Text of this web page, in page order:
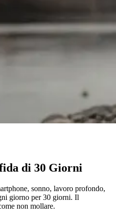
di 30 Giorni
sonno, lavoro profondo,
giorno per 30 giorni. Il
non mollare.